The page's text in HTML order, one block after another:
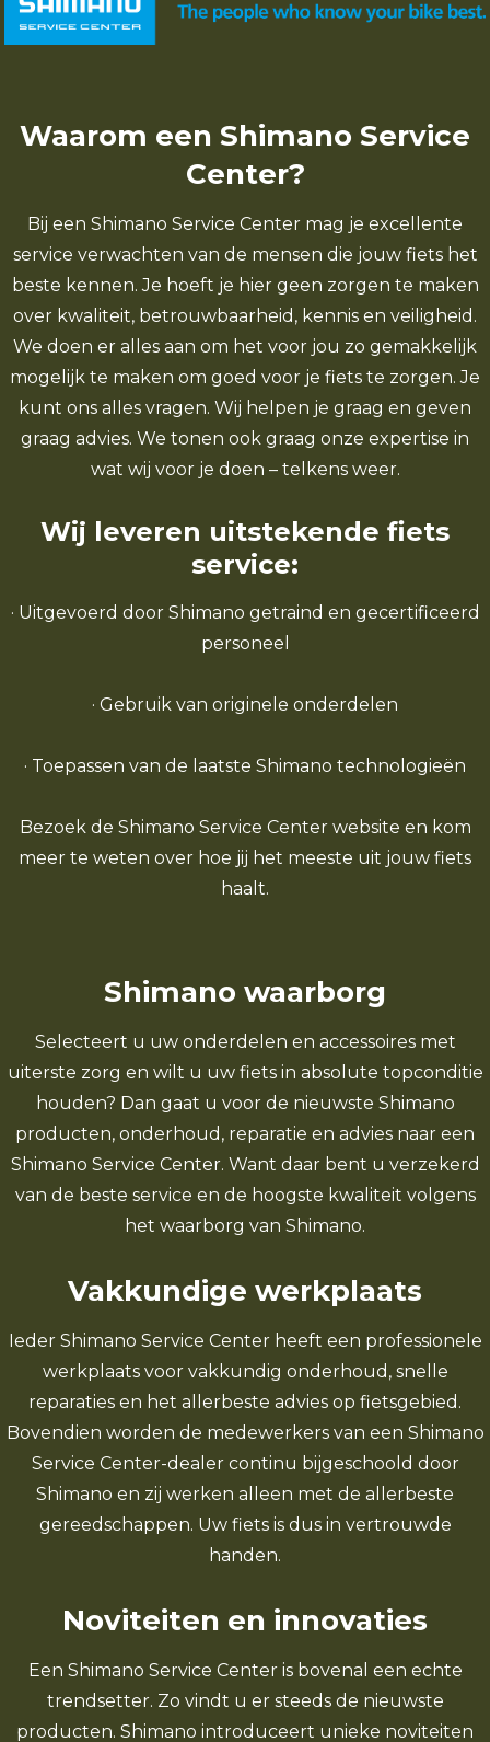
Waarom een Shimano Service
Center?
Bij een Shimano Service Center mag je excellente
service verwachten van de mensen die jouw fiets het
beste kennen. Je hoeft je hier geen zorgen te maken
over kwaliteit, betrouwbaarheid, kennis en veiligheid.
We doen er alles aan om het voor jou zo gemakkelijk
mogelijk te maken om goed voor je fiets te zorgen. Je
kunt ons alles vragen. Wij helpen je graag en geven
graag advies. We tonen ook graag onze expertise in
wat wij voor je doen – telkens weer.
Wij leveren uitstekende fiets
service:
· Uitgevoerd door Shimano getraind en gecertificeerd
personeel
· Gebruik van originele onderdelen
· Toepassen van de laatste Shimano technologieën
Bezoek de Shimano Service Center website en kom
meer te weten over hoe jij het meeste uit jouw fiets
haalt.
Shimano waarborg
Selecteert u uw onderdelen en accessoires met
uiterste zorg en wilt u uw fiets in absolute topconditie
houden? Dan gaat u voor de nieuwste Shimano
producten, onderhoud, reparatie en advies naar een
Shimano Service Center. Want daar bent u verzekerd
van de beste service en de hoogste kwaliteit volgens
het waarborg van Shimano.
Vakkundige werkplaats
Ieder Shimano Service Center heeft een professionele
werkplaats voor vakkundig onderhoud, snelle
reparaties en het allerbeste advies op fietsgebied.
Bovendien worden de medewerkers van een Shimano
Service Center-dealer continu bijgeschoold door
Shimano en zij werken alleen met de allerbeste
gereedschappen. Uw fiets is dus in vertrouwde
handen.
Noviteiten en innovaties
Een Shimano Service Center is bovenal een echte
trendsetter. Zo vindt u er steeds de nieuwste
producten. Shimano introduceert unieke noviteiten